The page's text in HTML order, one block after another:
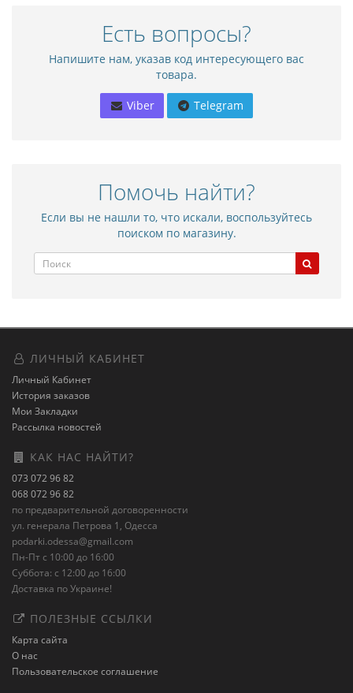
Есть вопросы?
Напишите нам, указав код интересующего вас
товара.
Viber Telegram
Помочь найти?
Если вы не нашли то, что искали, воспользуйтесь
поиском по магазину.
ЛИЧНЫЙ КАБИНЕТ
Личный Кабинет
История заказов
Мои Закладки
Рассылка новостей
КАК НАС НАЙТИ?
073 072 96 82
068 072 96 82
по предварительной договоренности
ул. генерала Петрова 1, Одесса
podarki.odessa@gmail.com
Пн-Пт с 10:00 до 16:00
Суббота: с 12:00 до 16:00
Доставка по Украине!
ПОЛЕЗНЫЕ ССЫЛКИ
Карта сайта
О нас
Пользовательское соглашение